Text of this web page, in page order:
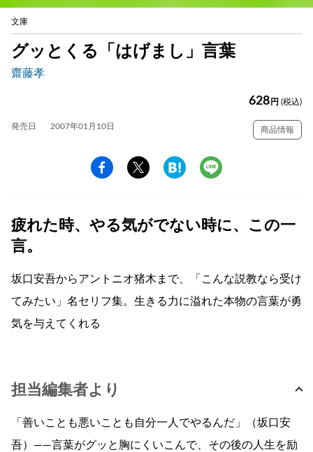
文庫
グッとくる「はげまし」言葉
齋藤孝
628 円 (税込)
発売日 2007年01月10日 商品情報
疲れた時、やる気がでない時に、この一
言。
坂口安吾からアントニオ猪木まで、「こんな説教なら受け
てみたい」名セリフ集。生きる力に溢れた本物の言葉が勇
気を与えてくれる
担当編集者より
「善いことも悪いことも自分一人でやるんだ」（坂口安
吾）——言葉がグッと胸にくいこんで、その後の人生を励